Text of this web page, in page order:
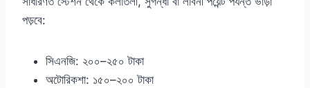
পড়বে:
সিএনজি: ২০০–২৫০ টাকা
অটোরিকশা: ১৫০–২০০ টাকা